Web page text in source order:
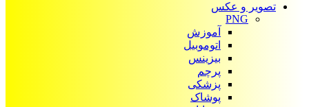
تصویر و عکس
PNG
آموزش
اتوموبیل
بیزینس
پرچم
پزشکی
پوشاک